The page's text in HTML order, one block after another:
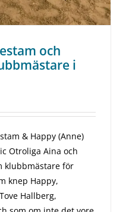
och
i
& Happy (Anne)
Otroliga Aina och
klubbmästare för
knep Happy,
Hallberg,